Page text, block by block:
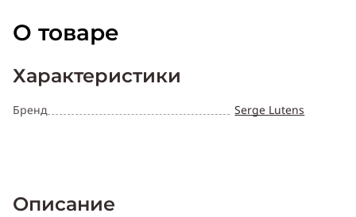
О товаре
Характеристики
Бренд Serge Lutens
Описание